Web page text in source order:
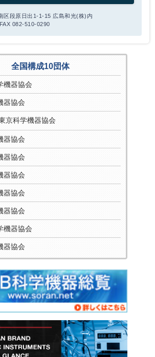
区段原日出1-1-15 広島和光(株)内
082-510-0290
全国構成10団体
機器協会
器協会
京科学機器協会
器協会
器協会
器協会
器協会
器協会
機器協会
器協会